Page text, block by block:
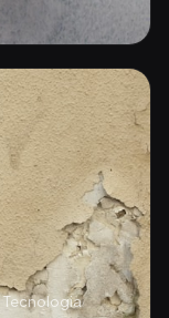
Tecnologia